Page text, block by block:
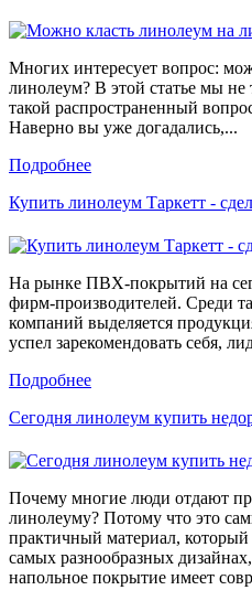
Многих интересует вопрос:
линолеум? В этой статье мы не
такой распространенный
Наверно вы уже догадались,...
Подробнее
Купить линолеум Таркетт -
На рынке ПВХ-покрытий на
фирм-производителей. Среди
компаний выделяется
успел зарекомендовать себя,
Подробнее
Сегодня линолеум купить
Почему многие люди отдают
линолеуму? Потому что это
практичный материал,
самых разнообразных
напольное покрытие имеет